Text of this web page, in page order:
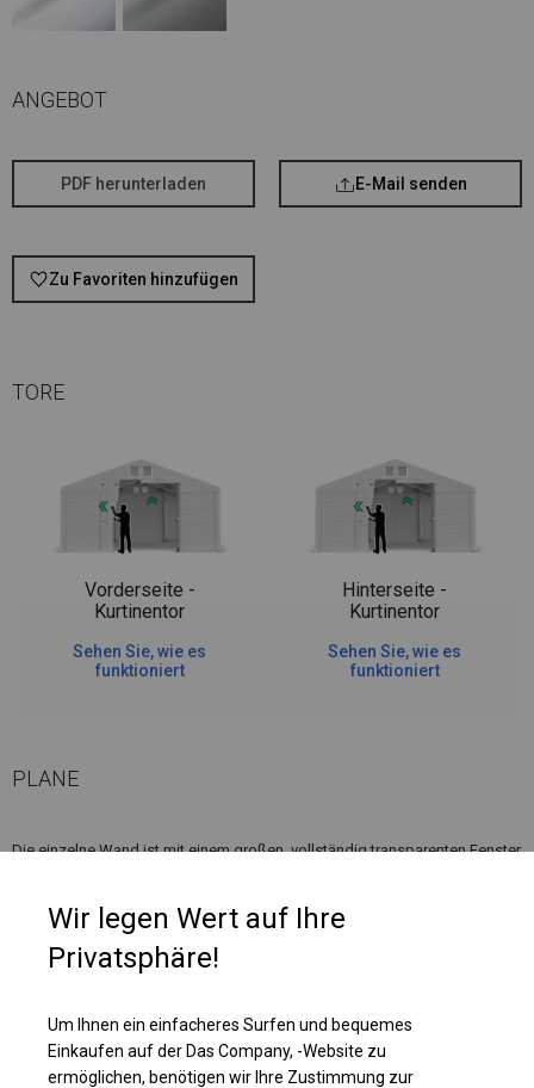
ANGEBOT
PDF herunterladen E-Mail senden
Zu Favoriten hinzufügen
TORE
Vorderseite -
Kurtinentor
Sehen Sie, wie es
funktioniert
Hinterseite -
Kurtinentor
Sehen Sie, wie es
funktioniert
PLANE
Die einzelne Wand ist mit einem großen, vollständig transparenten Fenster
Produkte oder Waren von außen gut sichtbar sind.
Plane ändern
Wir legen Wert auf Ihre
Privatsphäre!
Um Ihnen ein einfacheres Surfen und bequemes
Einkaufen auf der Das Company, -Website zu
ermöglichen, benötigen wir Ihre Zustimmung zur